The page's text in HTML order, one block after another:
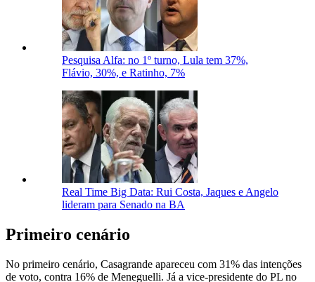
Pesquisa Alfa: no 1º turno, Lula tem 37%,
Flávio, 30%, e Ratinho, 7%
Real Time Big Data: Rui Costa, Jaques e Angelo
lideram para Senado na BA
Primeiro cenário
No primeiro cenário, Casagrande apareceu com 31% das intenções
de voto, contra 16% de Meneguelli. Já a vice-presidente do PL no